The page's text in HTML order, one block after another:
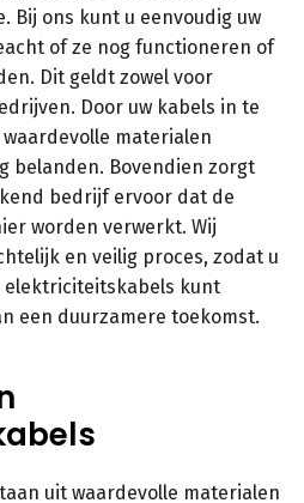
Bij ons kunt u eenvoudig uw
of ze nog functioneren of
Dit geldt zowel voor
Door uw kabels in te
materialen
belanden. Bovendien zorgt
bedrijf ervoor dat de
worden verwerkt. Wij
en veilig proces, zodat u
elektriciteitskabels kunt
een duurzamere toekomst.
uit waardevolle materialen